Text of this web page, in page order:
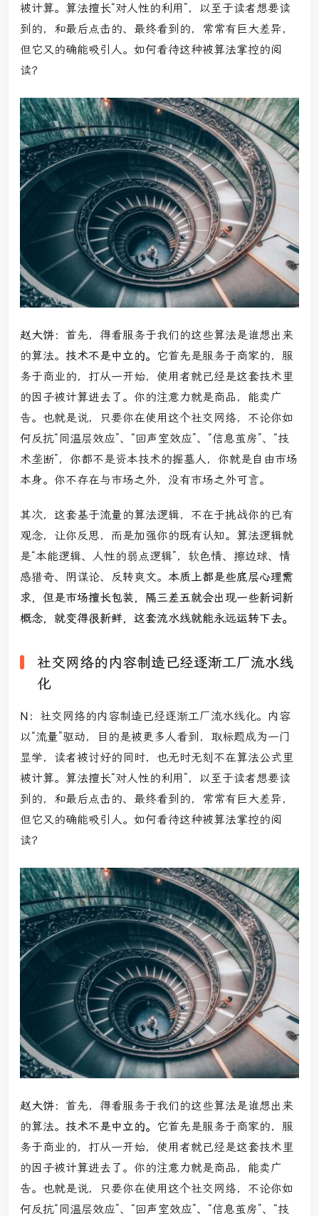
被计算。算法擅长“对人性的利用”，以至于读者想要读
到的，和最后点击的、最终看到的，常常有巨大差异，
但它又的确能吸引人。如何看待这种被算法掌控的阅
读？
赵大饼： 首先，得看服务于我们的这些算法是谁想出来
的算法。 技术不是中立的。
它首先是服务于商家的，服
务于商业的，打从一开始，使用者就已经是这套技术里
的因子被计算进去了。你的注意力就是商品，能卖广
告。也就是说，只要你在使用这个社交网络，不论你如
何反抗“同温层效应”、“回声室效应”、“信息茧房”、“技
术垄断”，你都不是资本技术的掘墓人，你就是自由市场
本身。你不存在与市场之外，没有市场之外可言。
其次，这套基于流量的算法逻辑，不在于挑战你的已有
观念，让你反思，而是加强你的既有认知。算法逻辑就
是“本能逻辑、人性的弱点逻辑”，软色情、擦边球、情
感猎奇、阴谋论、反转爽文。 本质上都是些底层心理需
求，但是市场擅长包装，隔三差五就会出现一些新词新
概念，就变得很新鲜，这套流水线就能永远运转下去。
社交网络的内容制造已经逐渐工厂流水线
化
N： 社交网络的内容制造已经逐渐工厂流水线化。内容
以“流量”驱动，目的是被更多人看到，取标题成为一门
显学，读者被讨好的同时，也无时无刻不在算法公式里
被计算。算法擅长“对人性的利用”，以至于读者想要读
到的，和最后点击的、最终看到的，常常有巨大差异，
但它又的确能吸引人。如何看待这种被算法掌控的阅
读？
赵大饼： 首先，得看服务于我们的这些算法是谁想出来
的算法。 技术不是中立的。
它首先是服务于商家的，服
务于商业的，打从一开始，使用者就已经是这套技术里
的因子被计算进去了。你的注意力就是商品，能卖广
告。也就是说，只要你在使用这个社交网络，不论你如
何反抗“同温层效应”、“回声室效应”、“信息茧房”、“技